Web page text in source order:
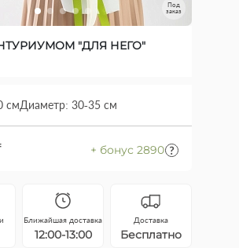
Под
заказ
"ДЛЯ НЕГО"
смДиаметр: 30-35 см
+ бонус 2890
Ближайшая доставка
12:00-13:00
Доставка
Бесплатно